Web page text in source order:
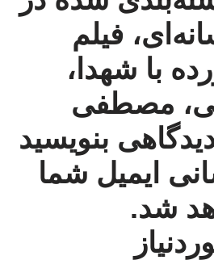
، فیلم
با شهدا ،
، مصطفی
بنویسید
ایمیل شما
شد.